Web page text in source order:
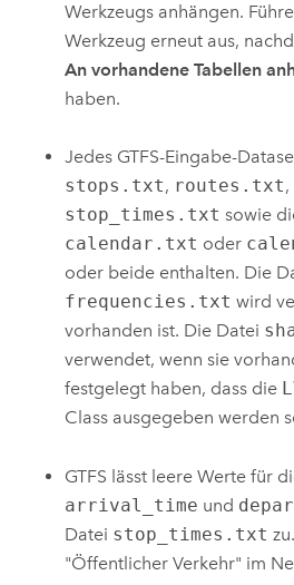
Werkzeugs anhängen.
Werkzeug erneut aus,
An vorhandene Tabellen
haben.
Jedes GTFS-Eingabe-
stops.txt, routes.txt,
stop_times.txt sowie
calendar.txt oder
oder beide enthalten. Die
frequencies.txt wird
vorhanden ist. Die Datei
verwendet, wenn sie
festgelegt haben, dass die
Class ausgegeben werden
GTFS lässt leere Werte für
arrival_time und
Datei stop_times.txt
"Öffentlicher Verkehr" im